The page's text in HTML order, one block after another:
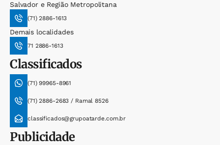
Salvador e Região Metropolitana
(71) 2886-1613
Demais localidades
71 2886-1613
Classificados
(71) 99965-8961
(71) 2886-2683 / Ramal 8526
classificados@grupoatarde.com.br
Publicidade